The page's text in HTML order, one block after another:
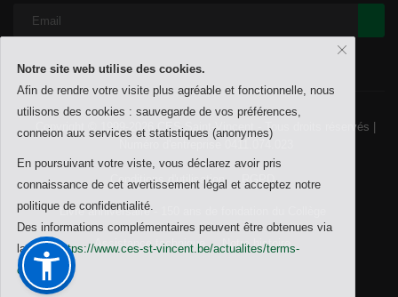
Copyright © 1999-2026 CES Saint-Vincent - Tous droits réservés |
Conditions d'utilisation RGPD
Livre anniversaire - 150 ans de fondation du Collège
Assistance technique Notre histoire
Notre site web utilise des cookies.
Afin de rendre votre visite plus agréable et fonctionnelle, nous
utilisons des cookies : sauvegarde de vos préférences,
conneion aux services et statistiques (anonymes)
En poursuivant votre viste, vous déclarez avoir pris
connaissance de cet avertissement légal et acceptez notre
politique de confidentialité.
Des informations complémentaires peuvent être obtenues via
la pagehttps://www.ces-st-vincent.be/actualites/terms-
conditions